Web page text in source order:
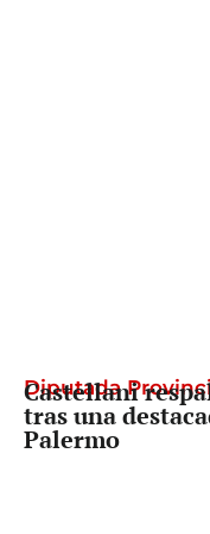
Diputada
Castellani
tras una
Palermo